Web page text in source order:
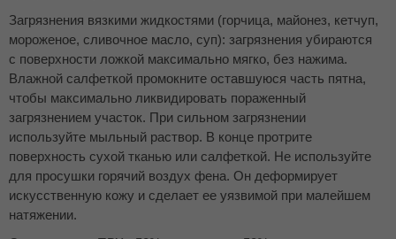
Загрязнения вязкими жидкостями (горчица, майонез, кетчуп,
мороженое, сливочное масло, суп): загрязнения убираются
с поверхности ложкой максимально мягко, без нажима.
Влажной салфеткой промокните оставшуюся часть пятна,
чтобы максимально ликвидировать пораженный
загрязнением участок. При сильном загрязнении
используйте мыльный раствор. В конце протрите
поверхность сухой тканью или салфеткой. Не используйте
для просушки горячий воздух фена. Он деформирует
искусственную кожу и сделает ее уязвимой при малейшем
натяжении.